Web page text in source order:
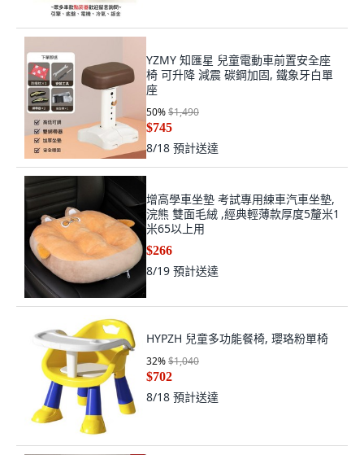
YZMY 知匯星 兒童電動車前置安全座
椅 可升降 減震 碳鋼加固, 鐵象牙白單
座
50%$1,490
$745
8/18 預計送達
增高學車坐墊 考試專用練車汽車坐墊,
浣熊 雙面毛絨 ,經典輕薄款厚度5釐米1
米65以上用
$266
8/19 預計送達
HYPZH 兒童多功能餐椅, 瓔珞粉單椅
32%$1,040
$702
8/18 預計送達